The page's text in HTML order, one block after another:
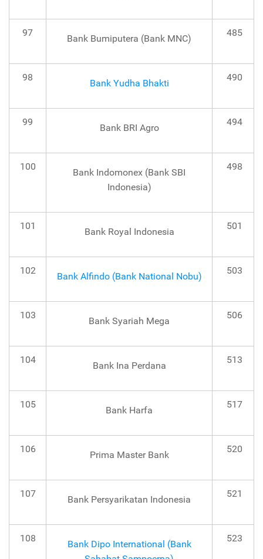
97
Bank Bumiputera (Bank MNC)
485
98
Bank Yudha Bhakti
490
99
Bank BRI Agro
494
100
Bank Indomonex (Bank SBI
Indonesia)
498
101
Bank Royal Indonesia
501
102
Bank Alfindo (Bank National Nobu)
503
103
Bank Syariah Mega
506
104
Bank Ina Perdana
513
105
Bank Harfa
517
106
Prima Master Bank
520
107
Bank Persyarikatan Indonesia
521
108
Bank Dipo International (Bank
523